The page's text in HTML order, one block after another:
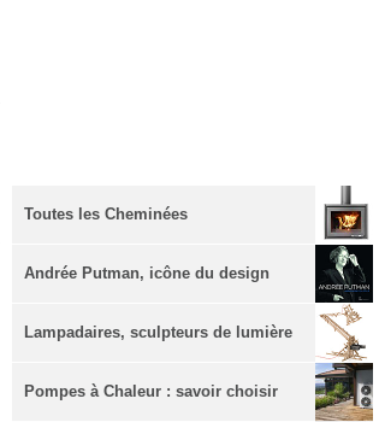
Toutes les Cheminées
Andrée Putman, icône du design
Lampadaires, sculpteurs de lumière
Pompes à Chaleur : savoir choisir